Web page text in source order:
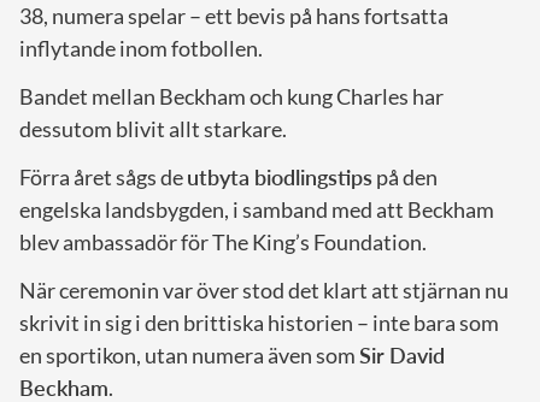
38, numera spelar – ett bevis på hans fortsatta
inflytande inom fotbollen.
Bandet mellan Beckham och kung Charles har
dessutom blivit allt starkare.
Förra året sågs deutbyta biodlingstips på den
engelska landsbygden, i samband med att Beckham
blev ambassadör för The King’s Foundation.
När ceremonin var över stod det klart att stjärnan nu
skrivit in sig i den brittiska historien – inte bara som
en sportikon, utan numera även somSir David
Beckham.